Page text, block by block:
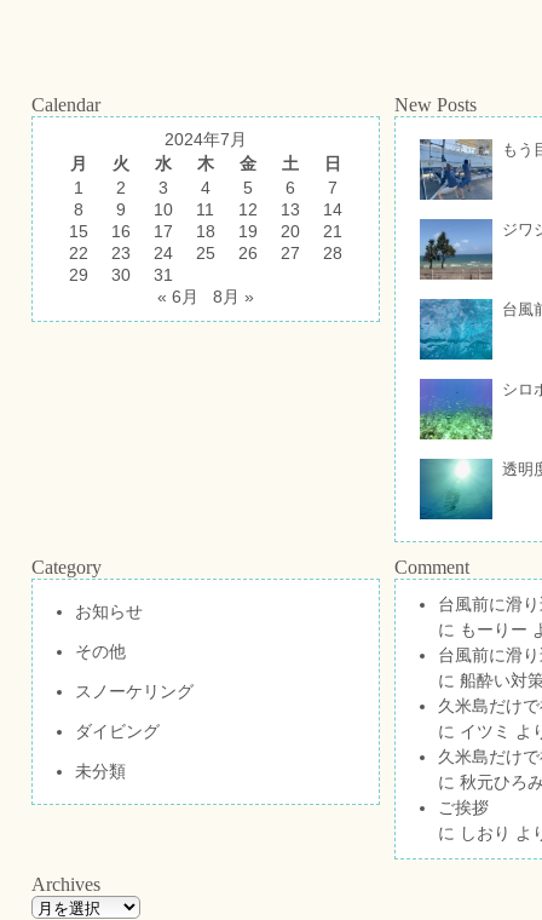
Calendar
2024年7月
月
火 水 木 金 土
日
1
2 3 4 5 6
7
8
9 10 11 12 13
14
15
16 17 18 19 20
21
22
23 24 25 26 27
28
29
30
31
« 6月
8月 »
New Posts
もう
ジワ
台風
シロ
透明
Category
お知らせ
その他
スノーケリング
ダイビング
未分類
Comment
台風前に滑
に もーりー
台風前に滑
に 船酔い対
久米島だけ
に イツミ
よ
久米島だけ
に 秋元ひろ
ご挨拶
に しおり よ
Archives